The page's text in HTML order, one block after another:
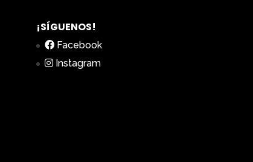
¡SÍGUENOS!
Facebook
Instagram